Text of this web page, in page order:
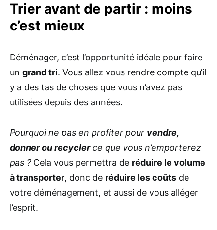
Trier avant de partir : moins
c’est mieux
Déménager, c’est l’opportunité idéale pour faire
un grand tri. Vous allez vous rendre compte qu’il
y a des tas de choses que vous n’avez pas
utilisées depuis des années.
Pourquoi ne pas en profiter pour vendre,
donner ou recyclerce que vous n’emporterez
pas ? Cela vous permettra de réduire le volume
à transporter, donc de réduire les coûts de
votre déménagement, et aussi de vous alléger
l’esprit.